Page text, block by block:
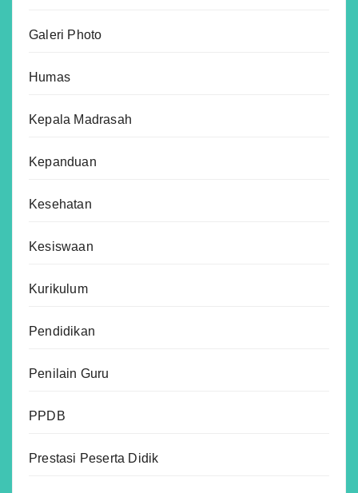
Galeri Photo
Humas
Kepala Madrasah
Kepanduan
Kesehatan
Kesiswaan
Kurikulum
Pendidikan
Penilain Guru
PPDB
Prestasi Peserta Didik